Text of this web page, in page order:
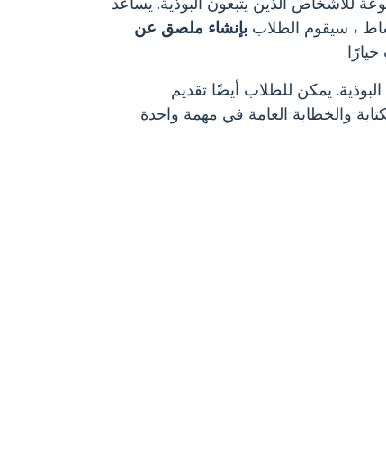
، سيقوم الطلاب بإنشاء ملصق عن
يمكن للطلاب أيضًا تقديم
والخطابة العامة في مهمة واحدة